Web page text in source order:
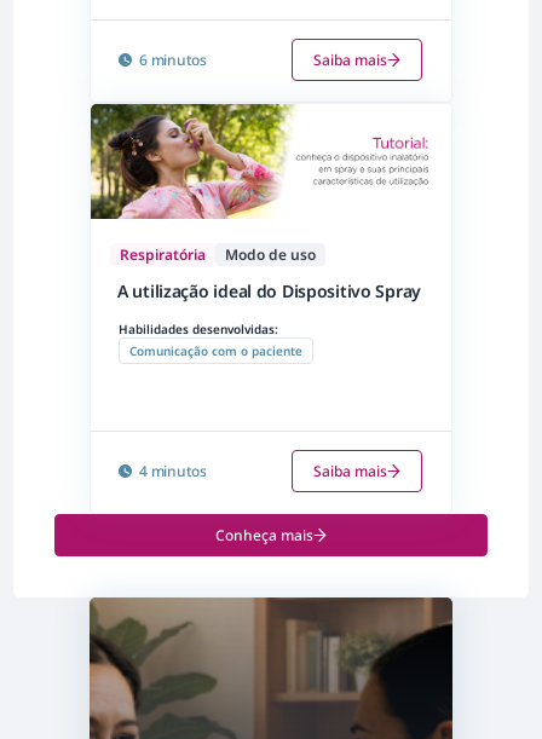
6 minutos Saiba mais
Respiratória Modo de uso
A utilização ideal do Dispositivo Spray
Habilidades desenvolvidas:
Comunicação com o paciente
4 minutos Saiba mais
Conheça mais